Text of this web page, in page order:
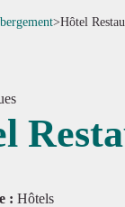
>Hôtel
: Hôtels